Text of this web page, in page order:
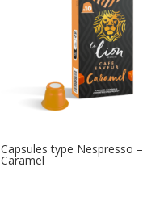
Capsules type Nespresso –
Caramel